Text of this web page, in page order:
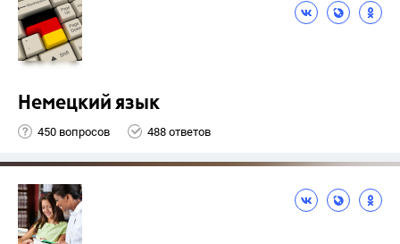
Немецкий язык
450 вопросов 488 ответов